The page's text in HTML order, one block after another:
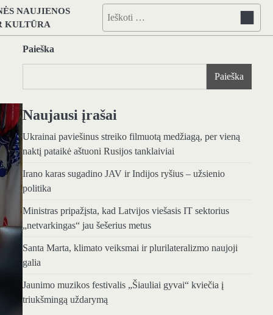
NAUJIENOS
KULTŪRA
Ieškoti:
Paieška
Paieška
Naujausi įrašai
Ukrainai paviešinus streiko filmuotą medžiagą, per vieną
naktį pataikė aštuoni Rusijos tanklaiviai
Irano karas sugadino JAV ir Indijos ryšius – užsienio
politika
Ministras pripažįsta, kad Latvijos viešasis IT sektorius
„netvarkingas“ jau šešerius metus
Santa Marta, klimato veiksmai ir plurilateralizmo naujoji
galia
Jaunimo muzikos festivalis „Šiauliai gyvai“ kviečia į
triukšmingą uždarymą